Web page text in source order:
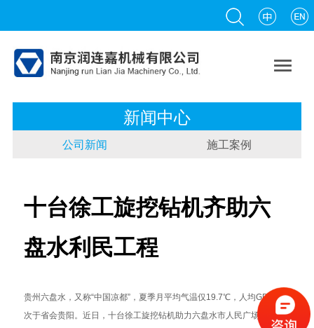

新闻中心
公司新闻 施工案例
十台徐工旋挖钻机齐助六
盘水利民工程
贵州六盘水，又称“中国凉都”，夏季月平均气温仅19.7℃，人均GDP仅
次于省会贵阳。近日，十台徐工旋挖钻机助力六盘水市人民广场及钟山